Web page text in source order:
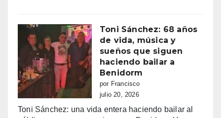
de
100.000
euros
recaudados”
el
amor
en
Tele5
Toni Sánchez: 68 años
de vida, música y
sueños que siguen
haciendo bailar a
Benidorm
por Francisco
julio 20, 2026
Toni Sánchez: una vida entera haciendo bailar al